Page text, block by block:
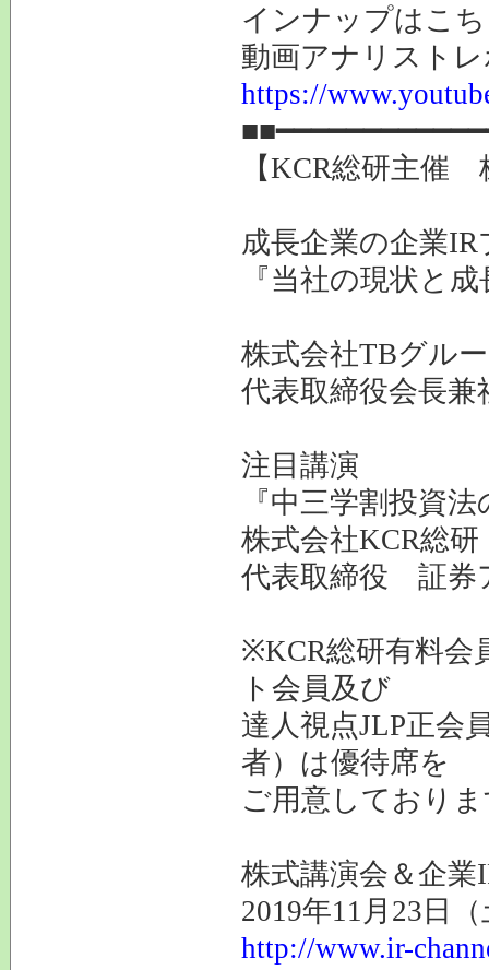
インナップはこ
動画アナリスト
https://
【KCR総研主催
成長企業の企業
『当社の現状と
株式会社TBグル
代表取締役会長
注目講演
『中三学割投資
株式会社KCR総研
代表取締役 証
※KCR総研有料会
ト会員及び
達人視点JLP正会
者）は優待席を
ご用意しており
株式講演会＆企
2019年11月23日
http://www.ir-